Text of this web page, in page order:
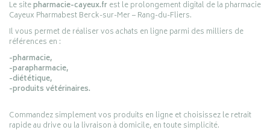
Le sitepharmacie-cayeux.frest le prolongement digital de la pharmacie
Cayeux Pharmabest Berck-sur-Mer – Rang-du-Fliers.
Il vous permet de réaliser vos achats en ligne parmi des milliers de
références en :
-pharmacie,
-parapharmacie,
-diététique,
-produits vétérinaires.
Commandez simplement vos produits en ligne et choisissez le retrait
rapide au drive ou la livraison à domicile, en toute simplicité.